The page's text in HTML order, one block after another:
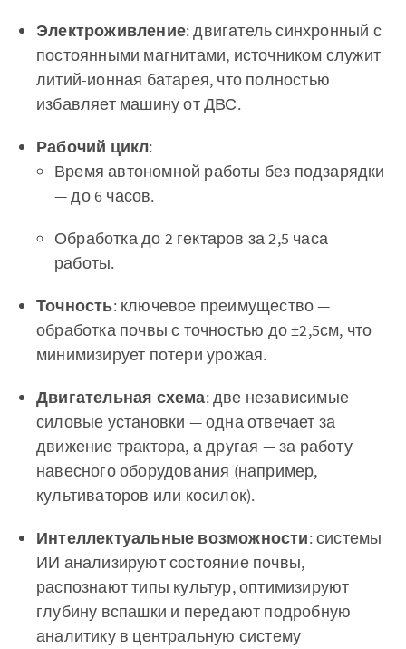
Электроживление: двигатель синхронный с
постоянными магнитами, источником служит
литий-ионная батарея, что полностью
избавляет машину от ДВС.
Рабочий цикл:
Время автономной работы без подзарядки
— до 6 часов.
Обработка до 2 гектаров за 2,5 часа
работы.
Точность: ключевое преимущество —
обработка почвы с точностью до ±2,5см, что
минимизирует потери урожая.
Двигательная схема: две независимые
силовые установки — одна отвечает за
движение трактора, а другая — за работу
навесного оборудования (например,
культиваторов или косилок).
Интеллектуальные возможности: системы
ИИ анализируют состояние почвы,
распознают типы культур, оптимизируют
глубину вспашки и передают подробную
аналитику в центральную систему